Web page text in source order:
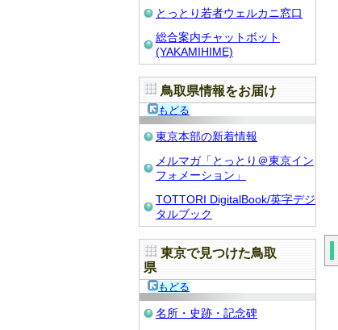
とっとり若者ウェルカニ窓口
総合案内チャットボット
(YAKAMIHIME)
鳥取県情報をお届け
もどる
東京本部の新着情報
メルマガ「とっとり＠東京イン
フォメーション」
TOTTORI DigitalBook/英字デジ
タルブック
東京で見つけた鳥取
県
もどる
名所・史跡・記念碑